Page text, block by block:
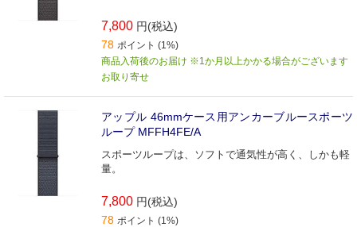
7,800 円(税込)
78 ポイント (1%)
商品入荷後のお届け ※1か月以上かかる場合がございます
お取り寄せ
アップル 46mmケース用アンカーブルースポーツ
ループ MFFH4FE/A
スポーツループは、ソフトで通気性が高く、しかも軽
量。
7,800 円(税込)
78 ポイント (1%)